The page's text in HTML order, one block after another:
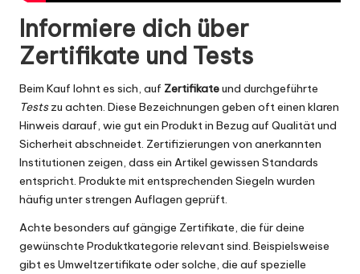
Informiere dich über
Zertifikate und Tests
Beim Kauf lohnt es sich, auf Zertifikateund durchgeführte
Testszu achten. Diese Bezeichnungen geben oft einen klaren
Hinweis darauf, wie gut ein Produkt in Bezug auf Qualität und
Sicherheit abschneidet. Zertifizierungen von anerkannten
Institutionen zeigen, dass ein Artikel gewissen Standards
entspricht. Produkte mit entsprechenden Siegeln wurden
häufig unter strengen Auflagen geprüft.
Achte besonders auf gängige Zertifikate, die für deine
gewünschte Produktkategorie relevant sind. Beispielsweise
gibt es Umweltzertifikate oder solche, die auf spezielle